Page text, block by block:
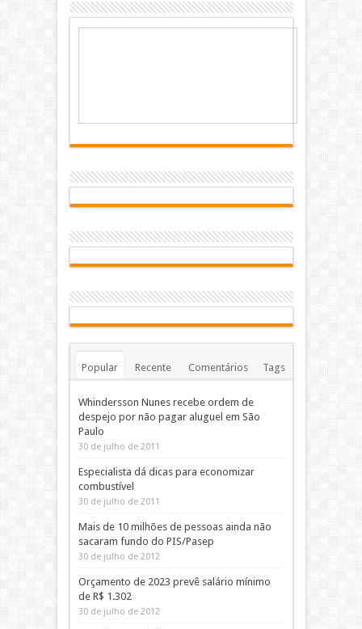
Popular Recente Comentários Tags
Whindersson Nunes recebe ordem de
despejo por não pagar aluguel em São
Paulo
30 de julho de 2011
Especialista dá dicas para economizar
combustível
30 de julho de 2011
Mais de 10 milhões de pessoas ainda não
sacaram fundo do PIS/Pasep
30 de julho de 2012
Orçamento de 2023 prevê salário mínimo
de R$ 1.302
30 de julho de 2012